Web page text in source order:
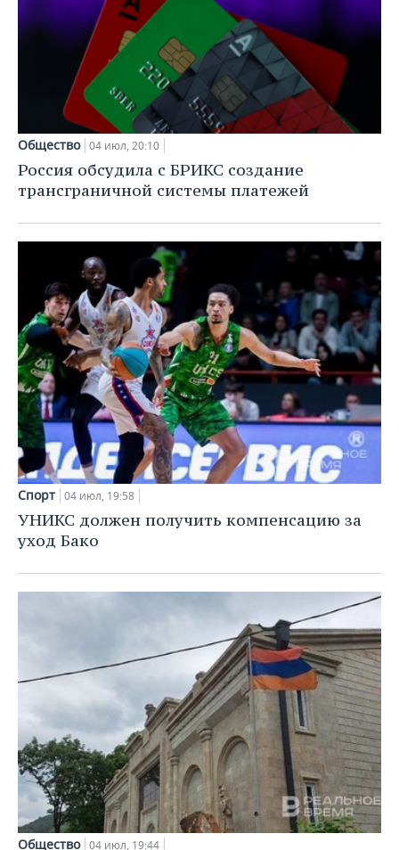
Общество 04 июл, 20:10
Россия обсудила с БРИКС создание
трансграничной системы платежей
Спорт 04 июл, 19:58
УНИКС должен получить компенсацию за
уход Бако
Общество 04 июл, 19:44